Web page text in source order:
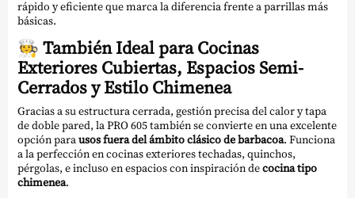
rápido y eficiente que marca la diferencia frente a parrillas más
básicas.
🧑‍🍳 También Ideal para Cocinas
Exteriores Cubiertas, Espacios Semi-
Cerrados y Estilo Chimenea
Gracias a su estructura cerrada, gestión precisa del calor y tapa
de doble pared, la PRO 605 también se convierte en una excelente
opción parausos fuera del ámbito clásico de barbacoa. Funciona
a la perfección en cocinas exteriores techadas, quinchos,
pérgolas, e incluso en espacios con inspiración decocina tipo
chimenea.